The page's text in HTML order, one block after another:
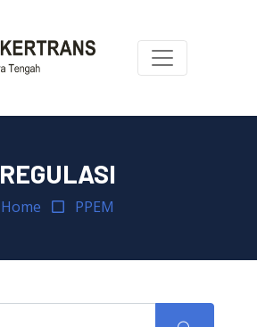
REGULASI
Home PPEM